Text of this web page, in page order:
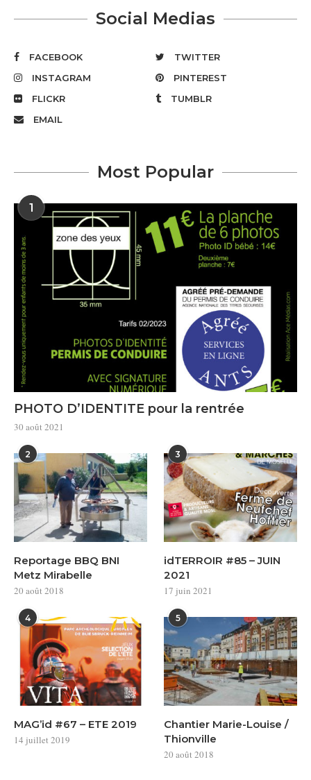
Social Medias
FACEBOOK
TWITTER
INSTAGRAM
PINTEREST
FLICKR
TUMBLR
EMAIL
Most Popular
1
PHOTO D’IDENTITE pour la rentrée
30 août 2021
2
Reportage BBQ BNI
Metz Mirabelle
20 août 2018
3
idTERROIR #85 – JUIN
2021
17 juin 2021
4
MAG’id #67 – ETE 2019
14 juillet 2019
5
Chantier Marie-Louise /
Thionville
20 août 2018